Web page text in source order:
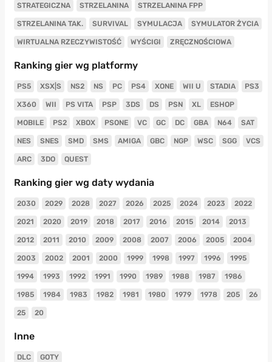
STRATEGICZNA STRZELANINA STRZELANINA FPP
STRZELANINA TAK. SURVIVAL SYMULACJA SYMULATOR ŻYCIA
WIRTUALNA RZECZYWISTOŚĆ WYŚCIGI ZRĘCZNOŚCIOWA
Ranking gier wg platformy
PS5 XSX|S NS2 NS PC PS4 XONE WII U STADIA PS3
X360 WII PS VITA PSP 3DS DS PSN XL ESHOP
MOBILE PS2 XBOX PSONE VC GC DC GBA N64 SAT
NES SNES SMD SMS AMIGA GBC NGP WSC SGG VCS
ARC 3DO QUEST
Ranking gier wg daty wydania
2030 2029 2028 2027 2026 2025 2024 2023 2022
2021 2020 2019 2018 2017 2016 2015 2014 2013
2012 2011 2010 2009 2008 2007 2006 2005 2004
2003 2002 2001 2000 1999 1998 1997 1996 1995
1994 1993 1992 1991 1990 1989 1988 1987 1986
1985 1984 1983 1982 1981 1980 1979 1978 205 26
25 20
Inne
DLC GOTY